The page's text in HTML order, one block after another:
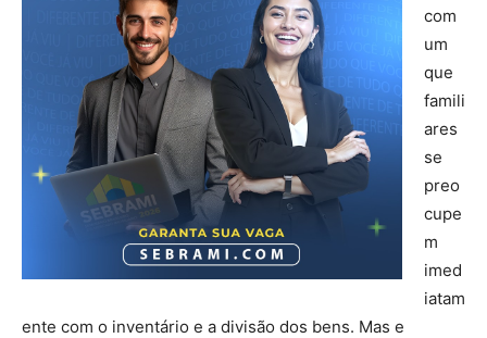
com
um
que
famili
ares
se
preo
cupe
m
imed
iatam
ente com o inventário e a divisão dos bens. Mas e